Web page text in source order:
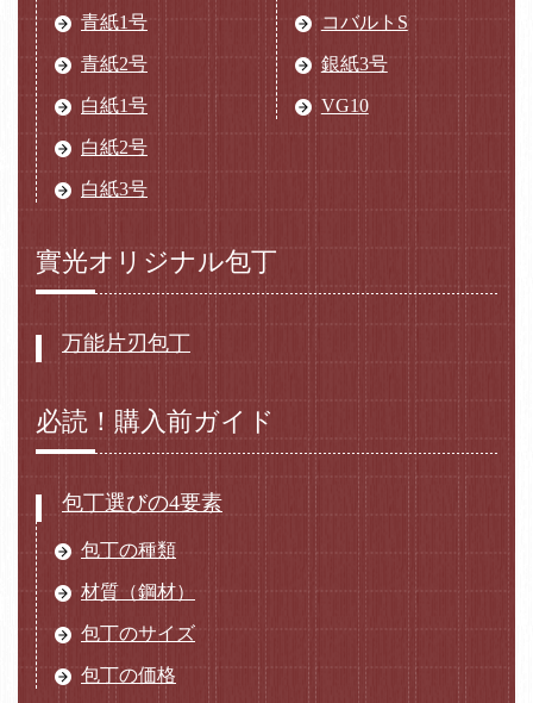
青紙1号
青紙2号
白紙1号
白紙2号
白紙3号
コバルトS
銀紙3号
VG10
實光オリジナル包丁
万能片刃包丁
必読！購入前ガイド
包丁選びの4要素
包丁の種類
材質（鋼材）
包丁のサイズ
包丁の価格